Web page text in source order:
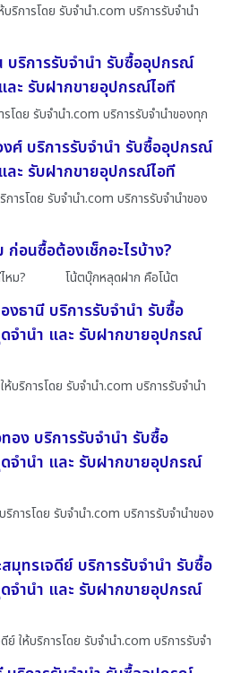
ริการโดย รับจํานํา.com บริการรับจำนำ
บริการรับจำนำ รับซื้ออุปกรณ์
ละ รับฝากขายอุปกรณ์ไอที
โดย รับจํานํา.com บริการรับจำนำของทุก
ศ์ บริการรับจำนำ รับซื้ออุปกรณ์
ละ รับฝากขายอุปกรณ์ไอที
ารโดย รับจํานํา.com บริการรับจำนำของ
อนซื้อต้องเช็กอะไรบ้าง?
ดีไหม? โน้ตบุ๊กหลุดฝาก คือโน้ต
ธานี บริการรับจำนำ รับซื้อ
จำนำ และ รับฝากขายอุปกรณ์
บริการโดย รับจํานํา.com บริการรับจำนำ
อง บริการรับจำนำ รับซื้อ
จำนำ และ รับฝากขายอุปกรณ์
การโดย รับจํานํา.com บริการรับจำนำของ
มุทรเจดีย์ บริการรับจำนำ รับซื้อ
จำนำ และ รับฝากขายอุปกรณ์
ให้บริการโดย รับจํานํา.com บริการรับจำ